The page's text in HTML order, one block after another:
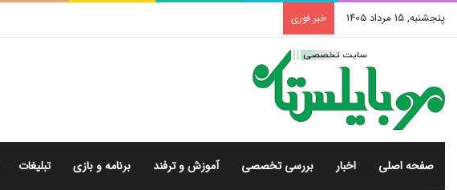
پنجشنبه, 15 مرداد 1405 خبر فوری
صفحه اصلی اخبار بررسی‌ تخصصی آموزش و ترفند برنامه و بازی تبلیغات